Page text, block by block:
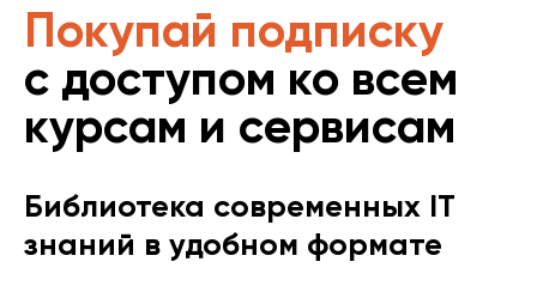
Покупай подписку
с доступом ко всем
курсам и сервисам
Библиотека современных IT
знаний в удобном формате